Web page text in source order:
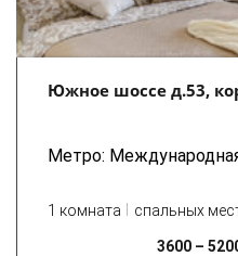
Южное шоссе д.53,
Метро:
1 комната спальных
3600–